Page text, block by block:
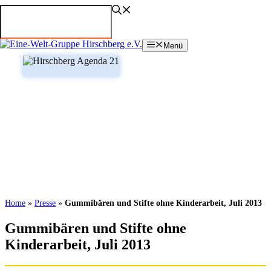
Zum
Menü
Home » Presse » Gummibären und Stifte ohne Kinderarbeit, Juli 2013
Gummibären und Stifte ohne
Kinderarbeit, Juli 2013